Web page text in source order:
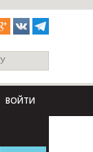
ВОЙТИ